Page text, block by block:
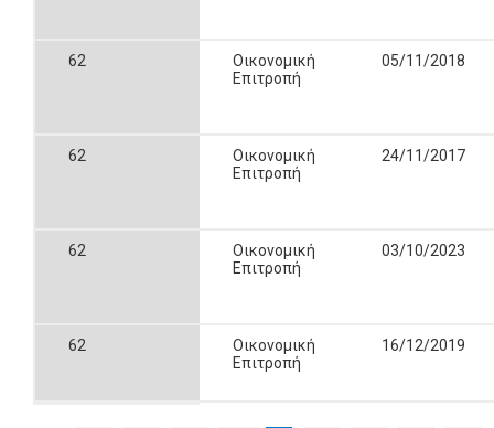
62
Οικονομική
Επιτροπή
05/11/2018
62
Οικονομική
Επιτροπή
24/11/2017
62
Οικονομική
Επιτροπή
03/10/2023
62
Οικονομική
Επιτροπή
16/12/2019